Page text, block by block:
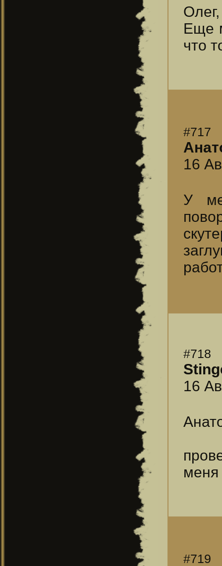
Еще
что
#717
16
У
#718
16
меня
#719